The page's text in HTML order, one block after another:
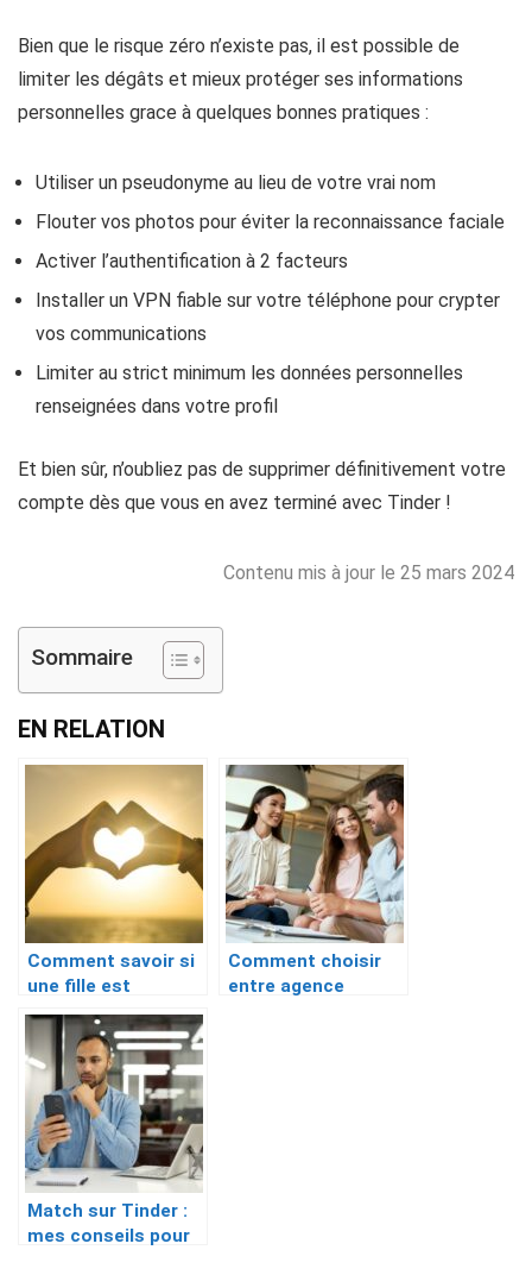
Bien que le risque zéro n’existe pas, il est possible de
limiter les dégâts et mieux protéger ses informations
personnelles grace à quelques bonnes pratiques :
Utiliser un pseudonyme au lieu de votre vrai nom
Flouter vos photos pour éviter la reconnaissance faciale
Activer l’authentification à 2 facteurs
Installer un VPN fiable sur votre téléphone pour crypter
vos communications
Limiter au strict minimum les données personnelles
renseignées dans votre profil
Et bien sûr, n’oubliez pas de supprimer définitivement votre
compte dès que vous en avez terminé avec Tinder !
Contenu mis à jour le 25 mars 2024
Sommaire
EN RELATION
Comment savoir si
une fille est
amoureuse de moi ?
Comment choisir
entre agence
Match sur Tinder :
mes conseils pour